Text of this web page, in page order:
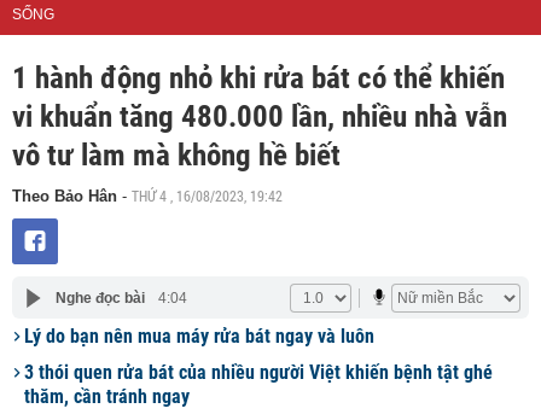
SỐNG
1 hành động nhỏ khi rửa bát có thể khiến
vi khuẩn tăng 480.000 lần, nhiều nhà vẫn
vô tư làm mà không hề biết
Theo Bảo Hân - THỨ 4 , 16/08/2023, 19:42
Nghe đọc bài 4:04
Lý do bạn nên mua máy rửa bát ngay và luôn
3 thói quen rửa bát của nhiều người Việt khiến bệnh tật ghé
thăm, cần tránh ngay